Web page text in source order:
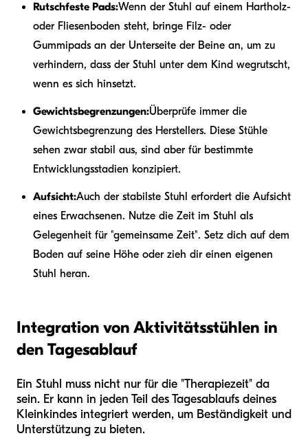
Rutschfeste Pads:Wenn der Stuhl auf einem Hartholz-
oder Fliesenboden steht, bringe Filz- oder
Gummipads an der Unterseite der Beine an, um zu
verhindern, dass der Stuhl unter dem Kind wegrutscht,
wenn es sich hinsetzt.
Gewichtsbegrenzungen:Überprüfe immer die
Gewichtsbegrenzung des Herstellers. Diese Stühle
sehen zwar stabil aus, sind aber für bestimmte
Entwicklungsstadien konzipiert.
Aufsicht:Auch der stabilste Stuhl erfordert die Aufsicht
eines Erwachsenen. Nutze die Zeit im Stuhl als
Gelegenheit für "gemeinsame Zeit". Setz dich auf dem
Boden auf seine Höhe oder zieh dir einen eigenen
Stuhl heran.
Integration von Aktivitätsstühlen in
den Tagesablauf
Ein Stuhl muss nicht nur für die "Therapiezeit" da
sein. Er kann in jeden Teil des Tagesablaufs deines
Kleinkindes integriert werden, um Beständigkeit und
Unterstützung zu bieten.